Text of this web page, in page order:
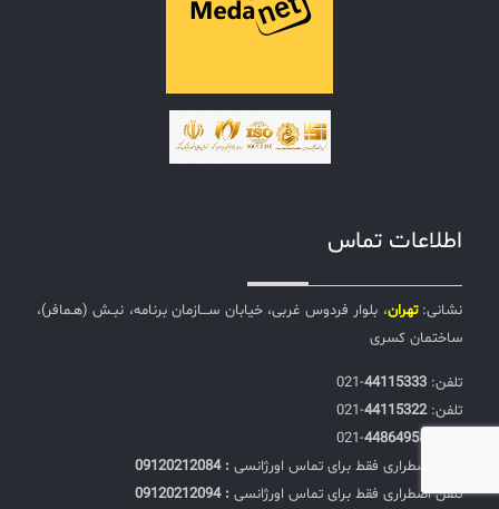
اطلاعات تماس
نشانی:تهران، بلوار فردوس غربی، خیابان ســـازمان برنامه، نبـش (هـمافر)،
ساختمان کسری
تلفن:‌ 44115333
-021
تلفن:‌44115322
-021
44864958
-021
تلفن اضطراری فقط برای تماس اورژانسی : 09120212084
تلفن اضطراری فقط برای تماس اورژانسی : 09120212094